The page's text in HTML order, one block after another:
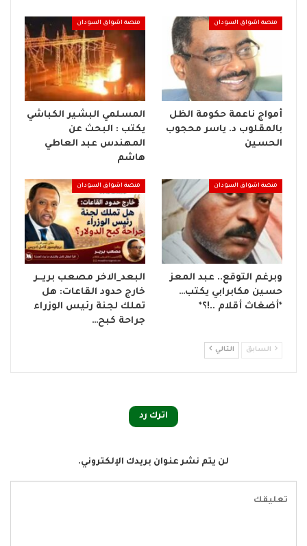
منصة اشواق السودان
أمواج ناعمة حكومة الظل
بالمقلوب د. ياسر محجوب
الحسين
منصة اشواق السودان
المسلمي البشير الكباشي
يكتب : البحث عن
المهندس عبد العاطي
هاشم
منصة اشواق السودان
وبرغم التوقع.. عبد المعز
حسين مكابرابي يكتب…
*أضغاث أقلام ..!؟*
منصة اشواق السودان
البعد_الاخر مصعب بريــر
خارج حدود القاعات: هل
تملك لجنة رئيس الوزراء
جراحة كبح…
السابق التالي
اترك رد
لن يتم نشر عنوان بريدك الإلكتروني.